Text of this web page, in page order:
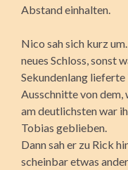
Abstand einhalten.
Nico sah sich kurz
neues Schloss, sonst
Sekundenlang
Ausschnitte von dem,
am deutlichsten war
Tobias geblieben.
Dann sah er zu Rick
scheinbar etwas